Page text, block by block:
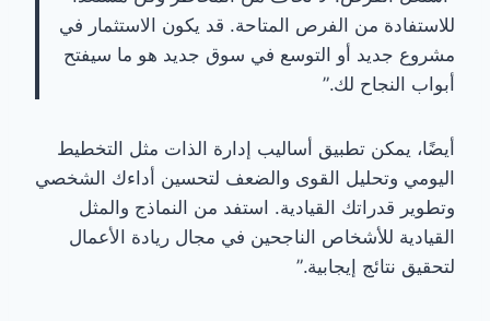
للاستفادة من الفرص المتاحة. قد يكون الاستثمار في
مشروع جديد أو التوسع في سوق جديد هو ما سيفتح
أبواب النجاح لك.”
أيضًا، يمكن تطبيق أساليب إدارة الذات مثل التخطيط
اليومي وتحليل القوى والضعف لتحسين أداءك الشخصي
وتطوير قدراتك القيادية. استفد من النماذج والمثل
القيادية للأشخاص الناجحين في مجال ريادة الأعمال
لتحقيق نتائج إيجابية.”